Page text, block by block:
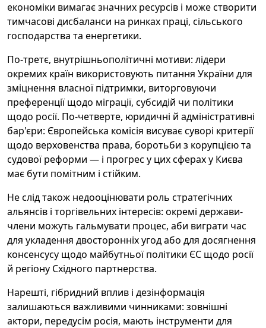
економіки вимагає значних ресурсів і може створити
тимчасові дисбаланси на ринках праці, сільського
господарства та енергетики.
По-третє, внутрішньополітичні мотиви: лідери
окремих країн використовують питання України для
зміцнення власної підтримки, виторговуючи
преференції щодо міграції, субсидій чи політики
щодо росії. По-четверте, юридичні й адміністративні
бар'єри: Європейська комісія висуває суворі критерії
щодо верховенства права, боротьби з корупцією та
судової реформи — і прогрес у цих сферах у Києва
має бути помітним і стійким.
Не слід також недооцінювати роль стратегічних
альянсів і торгівельних інтересів: окремі держави-
члени можуть гальмувати процес, аби виграти час
для укладення двосторонніх угод або для досягнення
консенсусу щодо майбутньої політики ЄС щодо росії
й регіону Східного партнерства.
Нарешті, гібридний вплив і дезінформація
залишаються важливими чинниками: зовнішні
актори, передусім росія, мають інструменти для